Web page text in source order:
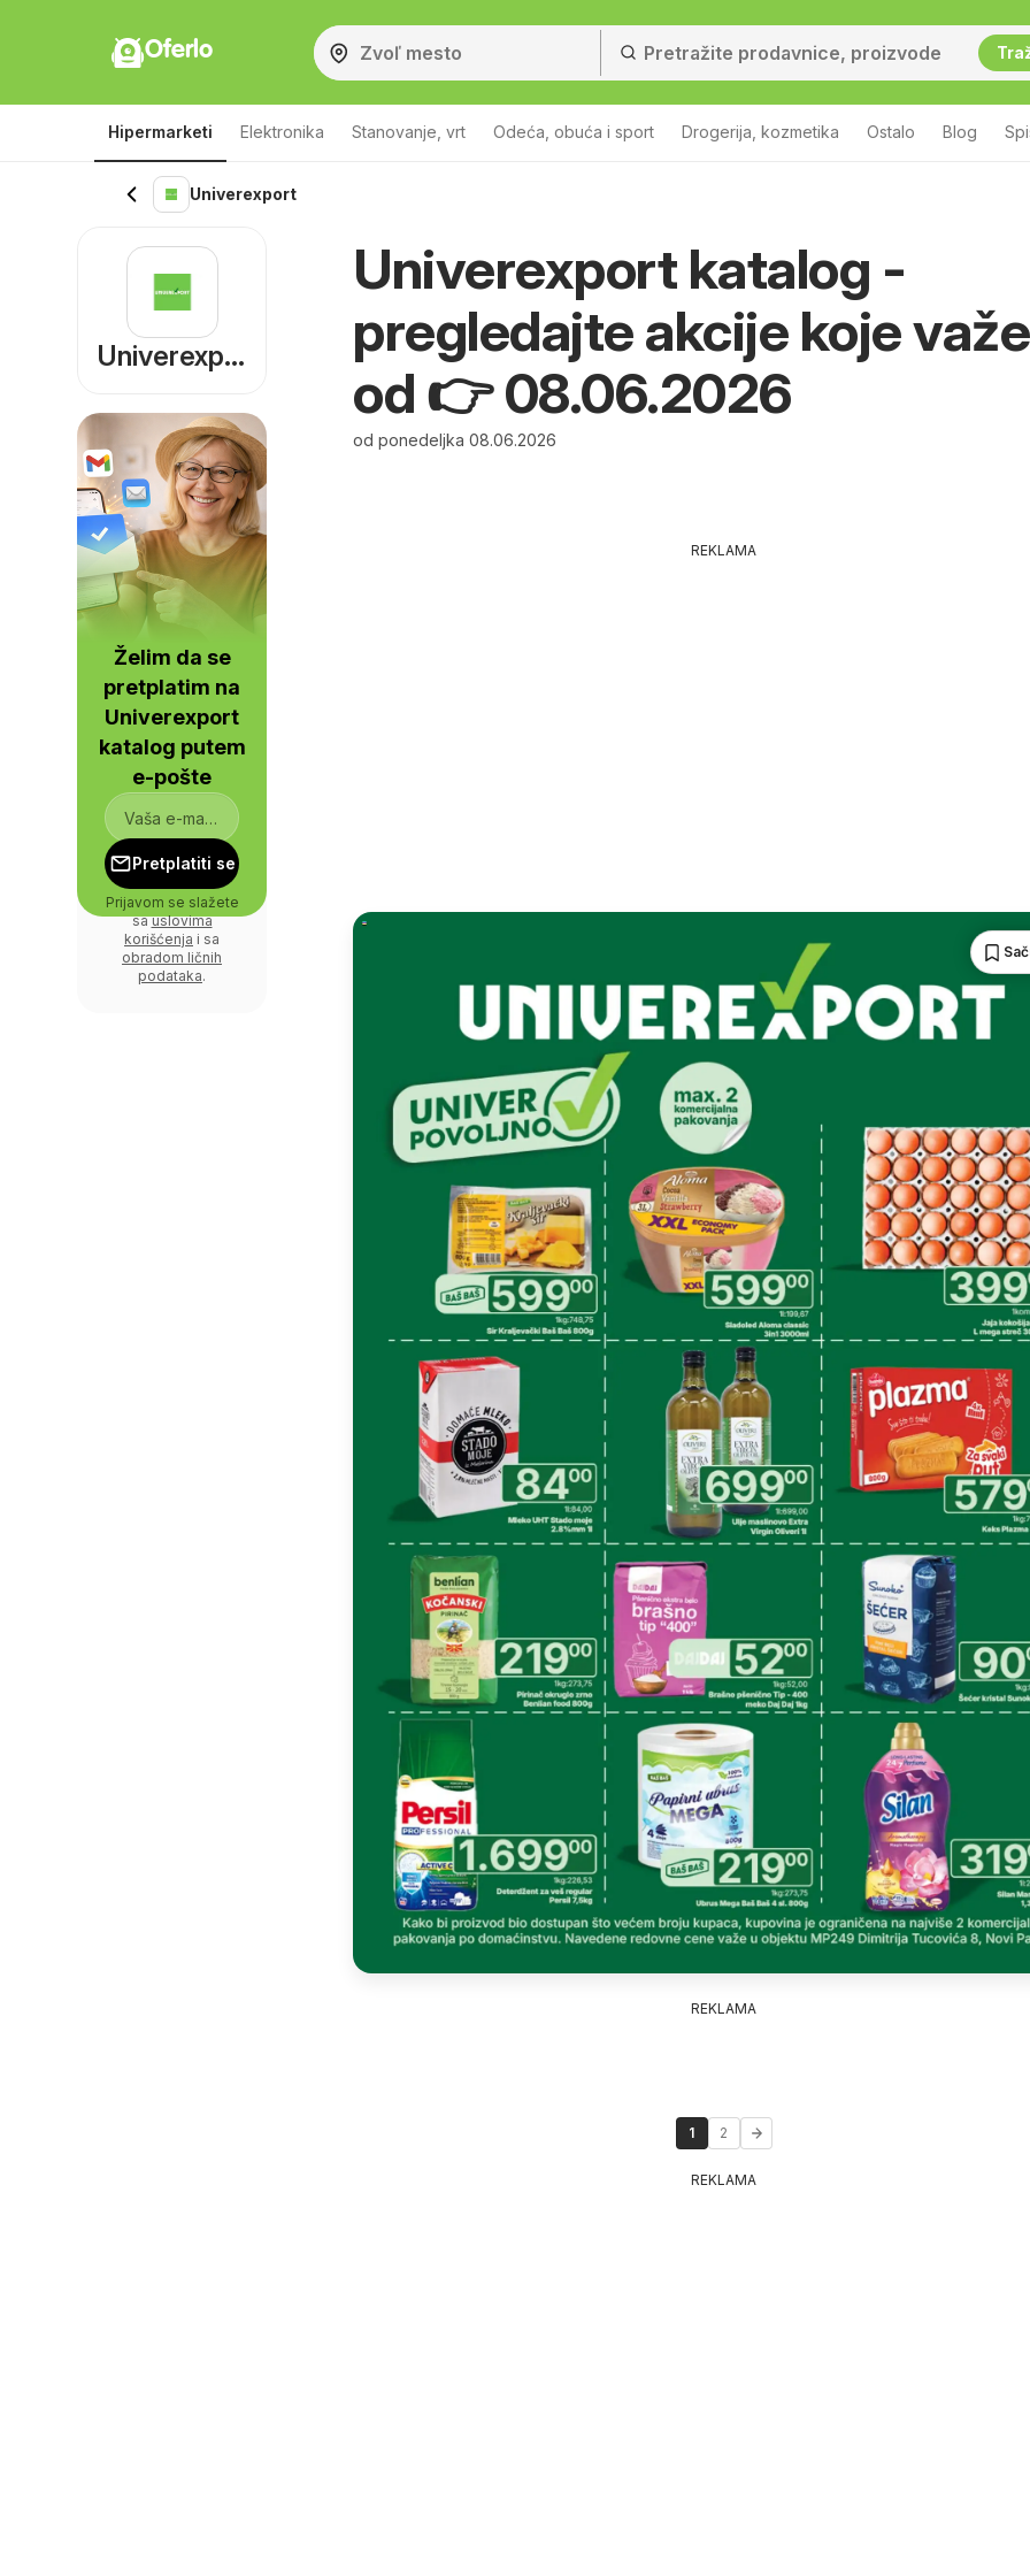
Oferlo
Hipermarketi Elektronika Stanovanje, vrt Odeća, obuća i sport Drogerija, kozmetika Ostalo Blog
Univerexport
Univerexport katalog -
pregledajte akcije koje važe
od 👉 08.06.2026
od ponedeljka 08.06.2026
REKLAMA
REKLAMA
1 2
REKLAMA
Univerexport
Želim da se
pretplatim na
Univerexport
katalog putem
e-pošte
Pretplatiti se
Prijavom se slažete
sauslovima
korišćenja i sa
obradom ličnih
podataka.